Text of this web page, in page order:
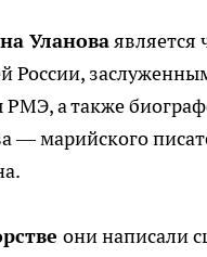
Уланова
России,
РМЭ, а также
— марийского
они написали